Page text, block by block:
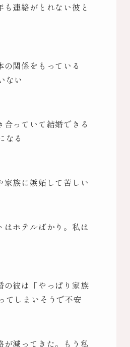
連絡がとれない彼と
関係をもっている
ない
っていて結婚できる
なる
族に嫉妬して苦しい
ホテルばかり。私は
彼は「やっぱり家族
てしまいそうで不安
減ってきた。もう私